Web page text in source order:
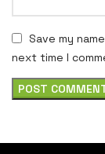
Save my
next time I